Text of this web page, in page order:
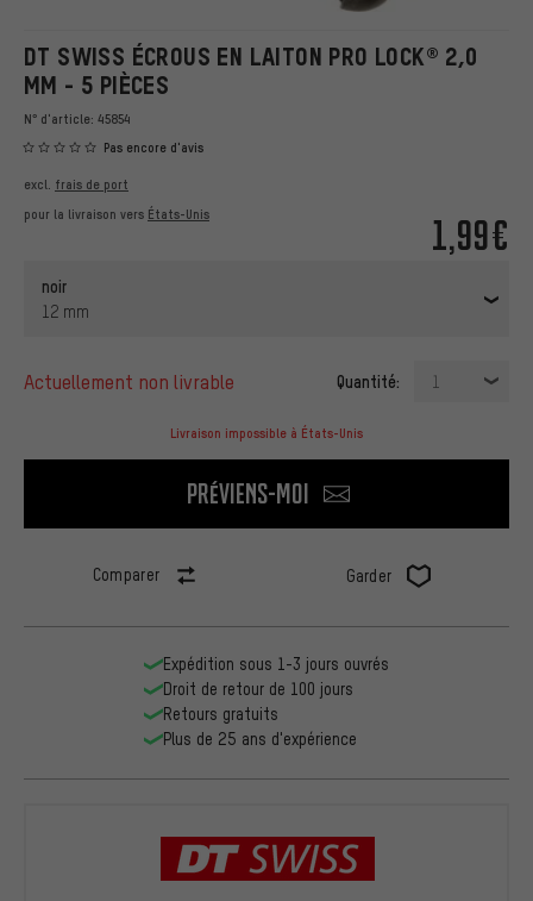
DT SWISS ÉCROUS EN LAITON PRO LOCK® 2,0
MM - 5 PIÈCES
N° d'article: 45854
Pas encore d'avis
1,99€
excl. frais de port
pour la livraison vers États-Unis
noir
12 mm
actuellement non livrable Quantité: 1
Livraison impossible à États-Unis
Préviens-moi
Comparer Garder
Expédition sous 1-3 jours ouvrés
Droit de retour de 100 jours
Retours gratuits
Plus de 25 ans d'expérience
DT Swiss